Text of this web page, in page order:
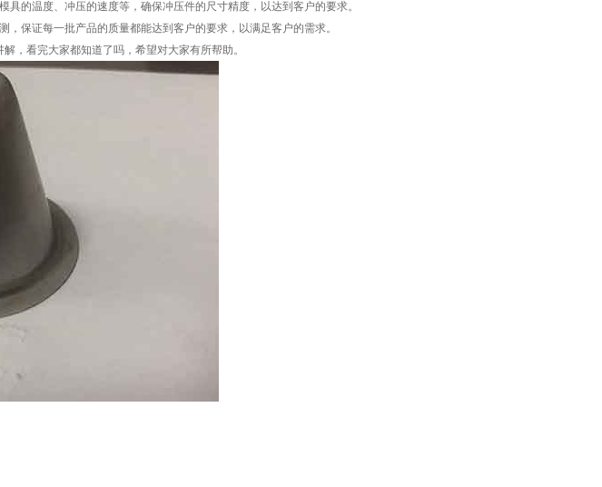
具的温度、冲压的速度等，确保冲压件的尺寸精度，以达到客户的要求。
保证每一批产品的质量都能达到客户的要求，以满足客户的需求。
，看完大家都知道了吗，希望对大家有所帮助。